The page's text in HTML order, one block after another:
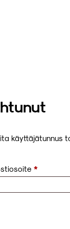
käyttäjätunnus
*Vaaditaan